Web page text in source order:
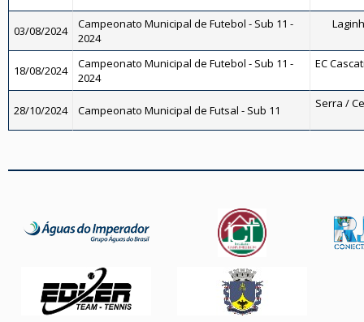
03/08/2024
Campeonato Municipal de Futebol - Sub 11 -
2024
18/08/2024
Campeonato Municipal de Futebol - Sub 11 -
2024
EC
28/10/2024 Campeonato Municipal de Futsal - Sub 11 Serra /